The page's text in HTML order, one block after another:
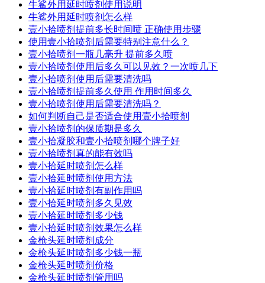
牛鲨外用延时喷剂使用说明
牛鲨外用延时喷剂怎么样
壹小拾喷剂提前多长时间喷 正确使用步骤
使用壹小拾喷剂后需要特别注意什么？
壹小拾喷剂一瓶几毫升 提前多久喷
壹小拾喷剂使用后多久可以见效？一次喷几下
壹小拾喷剂使用后需要清洗吗
壹小拾喷剂提前多久使用 作用时间多久
壹小拾喷剂使用后需要清洗吗？
如何判断自己是否适合使用壹小拾喷剂
壹小拾喷剂的保质期是多久
壹小拾凝胶和壹小拾喷剂哪个牌子好
壹小拾喷剂真的能有效吗
壹小拾延时喷剂怎么样
壹小拾延时喷剂使用方法
壹小拾延时喷剂有副作用吗
壹小拾延时喷剂多久见效
壹小拾延时喷剂多少钱
壹小拾延时喷剂效果怎么样
金枪头延时喷剂成分
金枪头延时喷剂多少钱一瓶
金枪头延时喷剂价格
金枪头延时喷剂管用吗